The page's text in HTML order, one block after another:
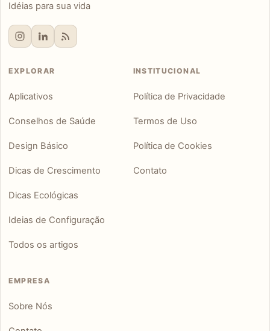
Idéias para sua vida
EXPLORAR
Aplicativos
Conselhos de Saúde
Design Básico
Dicas de Crescimento
Dicas Ecológicas
Ideias de Configuração
Todos os artigos
INSTITUCIONAL
Política de Privacidade
Termos de Uso
Política de Cookies
Contato
EMPRESA
Sobre Nós